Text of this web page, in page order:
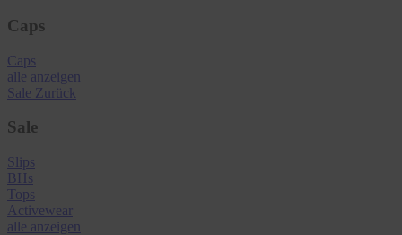
Caps
Caps
alle anzeigen
Sale Zurück
Sale
Slips
BHs
Tops
Activewear
alle anzeigen